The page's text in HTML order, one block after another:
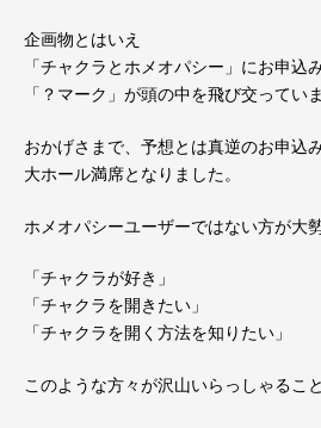
企画物とはいえ
「チャクラとホメオパシー」にお申込
「？マーク」が頭の中を飛び交ってい
おかげさまで、予想とは真逆のお申込み
大ホール満席となりました。
ホメオパシーユーザーではない方が大
「チャクラが好き」
「チャクラを開きたい」
「チャクラを開く方法を知りたい」
このような方々が沢山いらっしゃるこ